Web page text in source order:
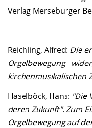
Verlag Merseburger
Reichling, Alfred: Die
Orgelbewegung -
kirchenmusikalischen
Haselböck, Hans: "Die
deren Zukunft". Zum
Orgelbewegung auf